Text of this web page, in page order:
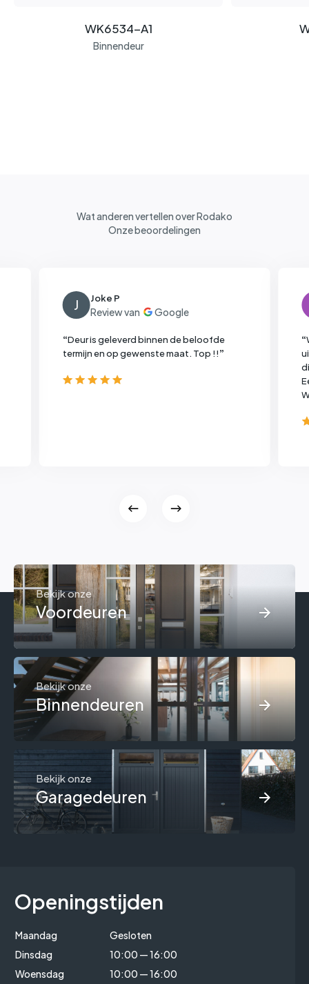
WK6534-A1
Binnendeur
Wat anderen vertellen over Rodako
Onze beoordelingen
Joke P
J
“Deur is geleverd binnen de beloofde
termijn en op gewenste maat. Top !!”
“
Bekijk onze
Voordeuren
Bekijk onze
Binnendeuren
Bekijk onze
Garagedeuren
Openingstijden
Maandag
Gesloten
Dinsdag
10:00 — 16:00
Woensdag
10:00 — 16:00